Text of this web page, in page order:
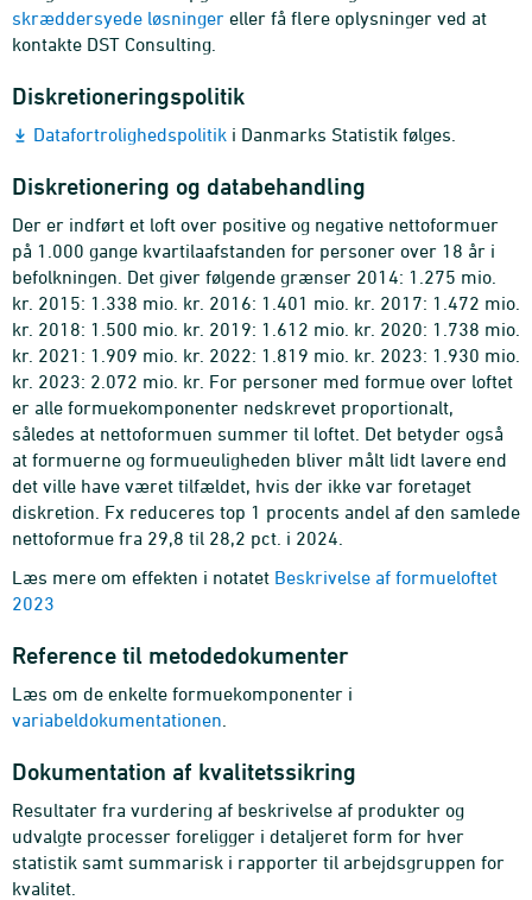
skræddersyede løsninger eller få flere oplysninger ved at
kontakte DST Consulting.
Diskretioneringspolitik
Datafortrolighedspolitik i Danmarks Statistik følges.
Diskretionering og databehandling
Der er indført et loft over positive og negative nettoformuer
på 1.000 gange kvartilaafstanden for personer over 18 år i
befolkningen. Det giver følgende grænser 2014: 1.275 mio.
kr. 2015: 1.338 mio. kr. 2016: 1.401 mio. kr. 2017: 1.472 mio.
kr. 2018: 1.500 mio. kr. 2019: 1.612 mio. kr. 2020: 1.738 mio.
kr. 2021: 1.909 mio. kr. 2022: 1.819 mio. kr. 2023: 1.930 mio.
kr. 2023: 2.072 mio. kr. For personer med formue over loftet
er alle formuekomponenter nedskrevet proportionalt,
således at nettoformuen summer til loftet. Det betyder også
at formuerne og formueuligheden bliver målt lidt lavere end
det ville have været tilfældet, hvis der ikke var foretaget
diskretion. Fx reduceres top 1 procents andel af den samlede
nettoformue fra 29,8 til 28,2 pct. i 2024.
Læs mere om effekten i notatet Beskrivelse af formueloftet
2023
Reference til metodedokumenter
Læs om de enkelte formuekomponenter i
variabeldokumentationen
Dokumentation af kvalitetssikring
Resultater fra vurdering af beskrivelse af produkter og
udvalgte processer foreligger i detaljeret form for hver
statistik samt summarisk i rapporter til arbejdsgruppen for
kvalitet.